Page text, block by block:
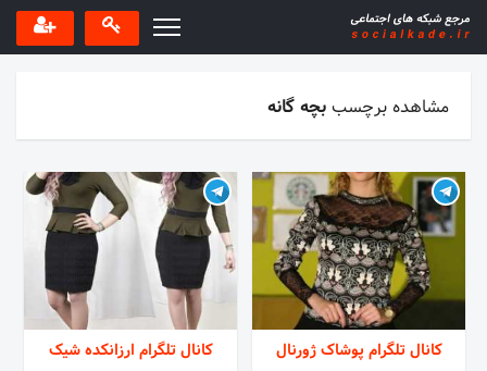
مشاهده برچسببچه گانه
کانال تلگرام پوشاک ژورنال کانال تلگرام ارزانکده شیک